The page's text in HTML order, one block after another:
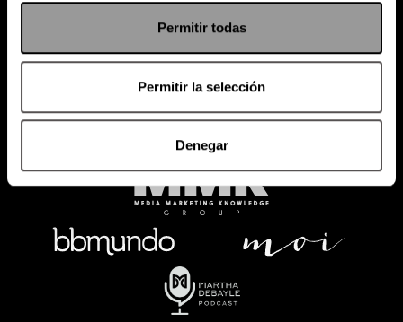
Permitir todas
Permitir la selección
Denegar
PODCAST RADIO MARTHA EVENTOS
SACA TU ID